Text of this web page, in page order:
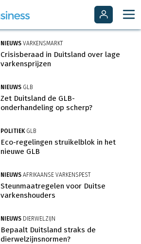
NIEUWS VARKENSMARKT
Crisisberaad in Duitsland over lage
varkensprijzen
NIEUWS GLB
Zet Duitsland de GLB-
onderhandeling op scherp?
POLITIEK GLB
Eco-regelingen struikelblok in het
nieuwe GLB
NIEUWS AFRIKAANSE VARKENSPEST
Steunmaatregelen voor Duitse
varkenshouders
NIEUWS DIERWELZIJN
Bepaalt Duitsland straks de
dierwelzijnsnormen?